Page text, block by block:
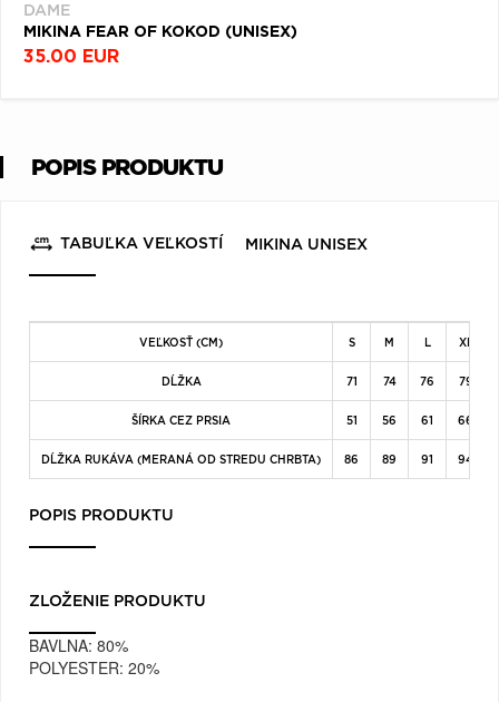
DAME
MIKINA FEAR OF KOKOD (UNISEX)
35.00 EUR
POPIS PRODUKTU
TABUĽKA VEĽKOSTÍ MIKINA UNISEX
VEĽKOSŤ (CM) S M L XL
DĹŽKA 71 74 76 79
ŠÍRKA CEZ PRSIA 51 56 61 66
DĹŽKA RUKÁVA (MERANÁ OD STREDU CHRBTA) 86 89 91 94
POPIS PRODUKTU
ZLOŽENIE PRODUKTU
BAVLNA: 80%
POLYESTER: 20%